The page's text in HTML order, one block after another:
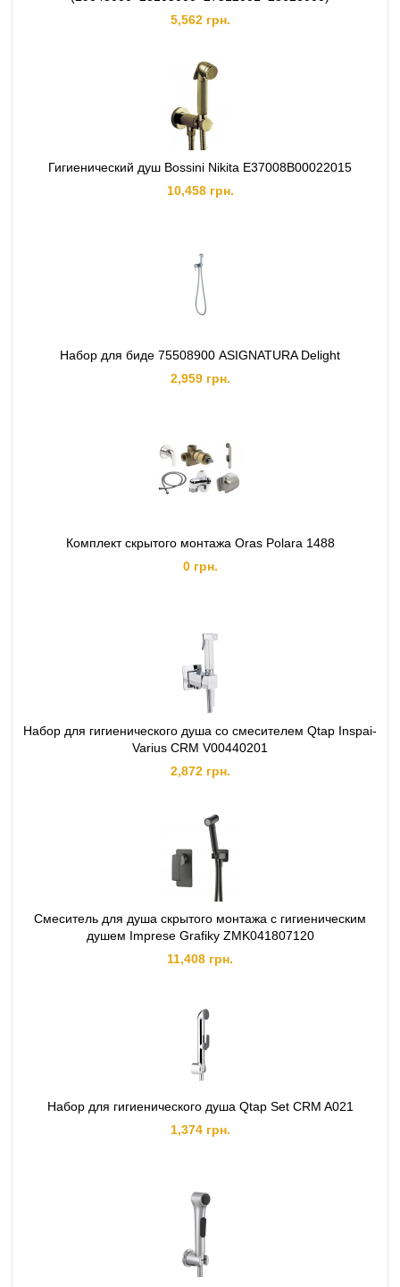
5,562 грн.
Гигиенический душ Bossini Nikita E37008B00022015
10,458 грн.
Набор для биде 75508900 ASIGNATURA Delight
2,959 грн.
Комплект скрытого монтажа Oras Polara 1488
0 грн.
Набор для гигиенического душа со смесителем Qtap Inspai-
Varius CRM V00440201
2,872 грн.
Смеситель для душа скрытого монтажа с гигиеническим
душем Imprese Grafiky ZMK041807120
11,408 грн.
Набор для гигиенического душа Qtap Set CRM A021
1,374 грн.